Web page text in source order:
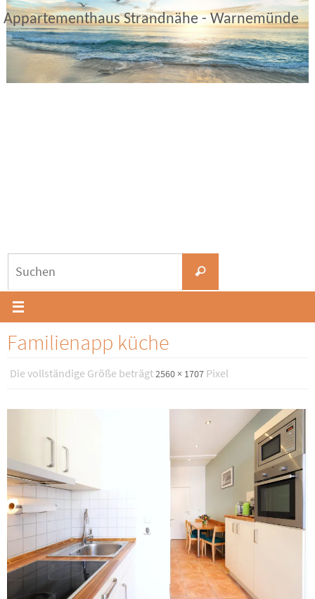
Zum
Inhalt
springen
Appartementhaus Strandnähe - Warnemünde
Suchen
Familienapp küche
Die vollständige Größe beträgt2560 × 1707 Pixel